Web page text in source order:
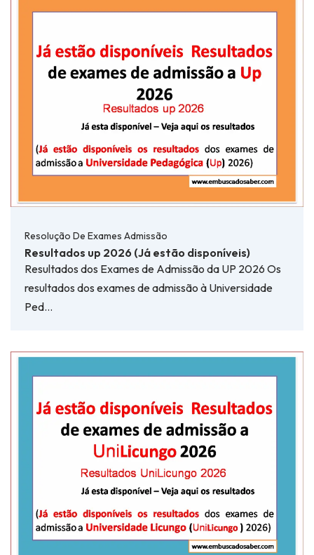
Resolução De Exames Admissão
Resultados up 2026 (Já estão disponíveis)
Resultados dos Exames de Admissão da UP 2026 Os
resultados dos exames de admissão à Universidade
Ped…